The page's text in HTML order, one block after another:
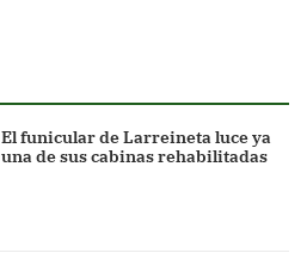
El funicular de Larreineta luce ya
una de sus cabinas rehabilitadas